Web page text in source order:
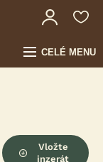
CELÉ MENU
Vložte
inzerát